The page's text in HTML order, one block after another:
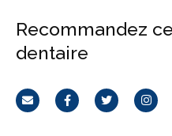
Recommandez
dentaire
CourrielFacebookTwitter